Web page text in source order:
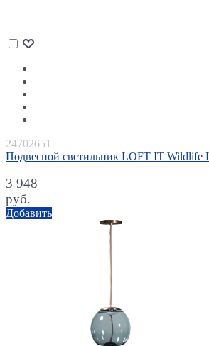
24702651
Подвесной светильник LOFT IT Wildlife
3 948
руб.
Добавить